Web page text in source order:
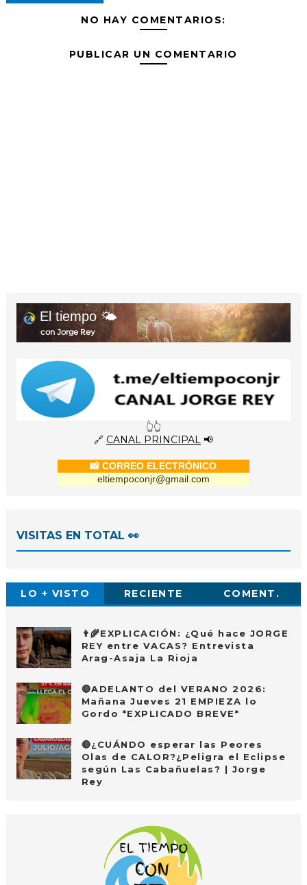
NO HAY COMENTARIOS:
PUBLICAR UN COMENTARIO
El tiempo 🌤️
con Jorge Rey
👆👆
🔗 CANAL PRINCIPAL📢
📸 CORREO ELECTRÓNICO
eltiempoconjr@gmail.com
VISITAS EN TOTAL 👀
LO + VISTO RECIENTE COMENT.
👨‍🌾EXPLICACIÓN: ¿Qué hace JORGE
REY entre VACAS? Entrevista
Arag-Asaja La Rioja
🔴ADELANTO del VERANO 2026:
Mañana Jueves 21 EMPIEZA lo
Gordo *EXPLICADO BREVE*
🔴¿CUÁNDO esperar las Peores
Olas de CALOR?¿Peligra el Eclipse
según Las Cabañuelas? | Jorge
Rey